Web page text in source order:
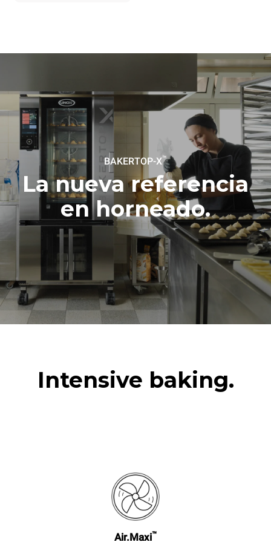
fuentes
Greenhouse
Gas Protocol
Estimación calculada
suponiendo una utilización
diaria del horno (300 días/año):
8 cargas medianas de
croissants
Estimación calculada
suponiendo los siguientes
lavados semanales (42
semanas/año):
1 lavado corto
BAKERTOP-X™
La nueva referencia
en horneado.
Intensive baking.
Air.Maxi™